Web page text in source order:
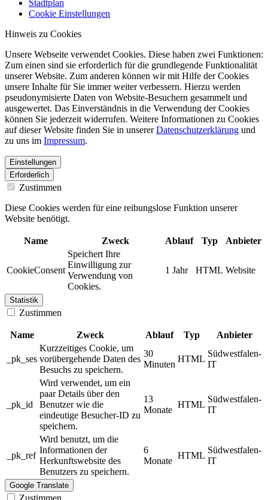
Stadtplan
Cookie Einstellungen
Hinweis zu Cookies
Unsere Webseite verwendet Cookies. Diese haben zwei Funktionen:
Zum einen sind sie erforderlich für die grundlegende Funktionalität
unserer Website. Zum anderen können wir mit Hilfe der Cookies
unsere Inhalte für Sie immer weiter verbessern. Hierzu werden
pseudonymisierte Daten von Website-Besuchern gesammelt und
ausgewertet. Das Einverständnis in die Verwendung der Cookies
können Sie jederzeit widerrufen. Weitere Informationen zu Cookies
auf dieser Website finden Sie in unsererDatenschutzerklärung und
zu uns im Impressum.
Einstellungen
Erforderlich
Zustimmen
Diese Cookies werden für eine reibungslose Funktion unserer
Website benötigt.
Name Zweck Ablauf Typ Anbieter
CookieConsent
Speichert Ihre
Einwilligung zur
Verwendung von
Cookies.
1 Jahr HTML Website
Statistik
Zustimmen
Name Zweck Ablauf Typ Anbieter
_pk_ses
Kurzzeitiges Cookie, um
vorübergehende Daten des
Besuchs zu speichern.
30
Minuten
HTML
Südwestfalen-
IT
_pk_id
Wird verwendet, um ein
paar Details über den
Benutzer wie die
eindeutige Besucher-ID zu
speichern.
13
Monate
HTML
Südwestfalen-
IT
_pk_ref
Wird benutzt, um die
Informationen der
Herkunftswebsite des
Benutzers zu speichern.
6
Monate
HTML
Südwestfalen-
IT
Google Translate
Zustimmen